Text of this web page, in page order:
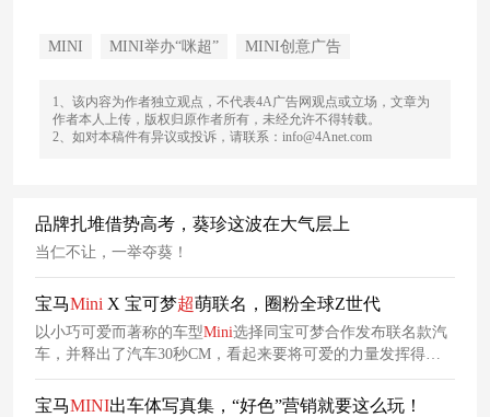
MINI MINI举办“咪超” MINI创意广告
1、该内容为作者独立观点，不代表4A广告网观点或立场，文章为
作者本人上传，版权归原作者所有，未经允许不得转载。
2、如对本稿件有异议或投诉，请联系：info@4Anet.com
品牌扎堆借势高考，葵珍这波在大气层上
当仁不让，一举夺葵！
宝马Mini X 宝可梦超萌联名，圈粉全球Z世代
以小巧可爱而著称的车型Mini选择同宝可梦合作发布联名款汽
车，并释出了汽车30秒CM，看起来要将可爱的力量发挥得淋
漓尽致啊
宝马MINI出车体写真集，“好色”营销就要这么玩！